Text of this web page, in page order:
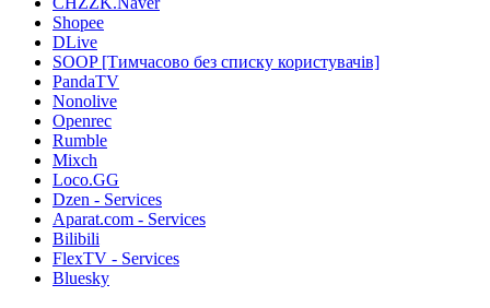
Shopee
DLive
SOOP [Тимчасово без списку користувачів]
PandaTV
Nonolive
Openrec
Rumble
Mixch
Loco.GG
Dzen - Services
Aparat.com - Services
Bilibili
FlexTV - Services
Bluesky